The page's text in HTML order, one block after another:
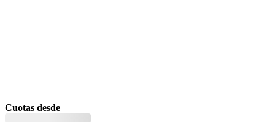
Cuotas desde